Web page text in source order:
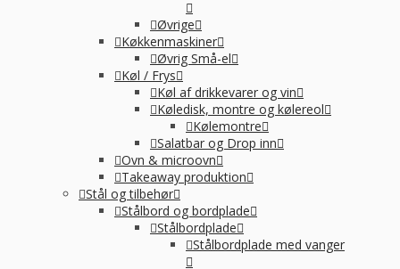
Øvrige
Køkkenmaskiner
Øvrig Små-el
Køl / Frys
Køl af drikkevarer og vin
Køledisk, montre og kølereol
Kølemontre
Salatbar og Drop inn
Ovn & microovn
Takeaway produktion
Stål og tilbehør
Stålbord og bordplade
Stålbordplade
Stålbordplade med vanger